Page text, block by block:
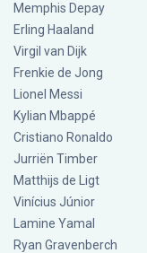
Memphis Depay
Erling Haaland
Virgil van Dijk
Frenkie de Jong
Lionel Messi
Kylian Mbappé
Cristiano Ronaldo
Jurriën Timber
Matthijs de Ligt
Vinícius Júnior
Lamine Yamal
Ryan Gravenberch